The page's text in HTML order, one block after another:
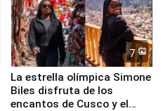
7
La estrella olímpica Simone
Biles disfruta de los
encantos de Cusco y el